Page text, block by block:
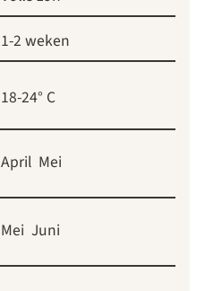
1-2 weken
18-24° C
April Mei
Mei Juni